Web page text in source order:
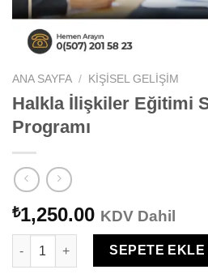
ANA SAYFA / KIŞISEL GELIŞIM
Halkla İlişkiler Eğitimi
Programı
₺1,250.00 KDV Dahil
Halkla İlişkiler Eğitimi Sertifika
SEPETE EKLE